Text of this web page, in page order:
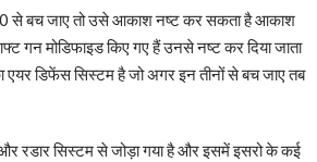
से बच जाए तो उसे आकाश नष्ट कर सकता है आकाश
गन मोडिफाइड किए गए हैं उनसे नष्ट कर दिया जाता
डिफेंस सिस्टम है जो अगर इन तीनों से बच जाए तब
रडार सिस्टम से जोड़ा गया है और इसमें इसरो के कई